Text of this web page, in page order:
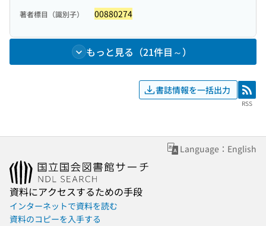
著者標目（識別子） 00880274
もっと見る（21件目～）
書誌情報を一括出力 RSS
RSS
Language：English
資料にアクセスするための手段
インターネットで資料を読む
資料のコピーを入手する